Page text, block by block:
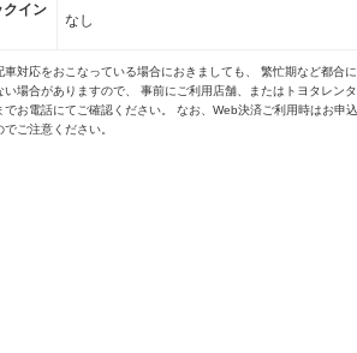
クイン
なし
対応をおこなっている場合におきましても、 繁忙期など都合に
い場合がありますので、 事前にご利用店舗、またはトヨタレン
でお電話にてご確認ください。 なお、Web決済ご利用時はお申
ご注意ください。